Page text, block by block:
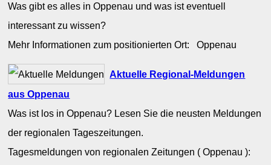
Was gibt es alles in Oppenau und was ist eventuell
interessant zu wissen?
Mehr Informationen zum positionierten Ort: Oppenau
Aktuelle Regional-Meldungen
aus Oppenau
Was ist los in Oppenau? Lesen Sie die neusten Meldungen
der regionalen Tageszeitungen.
Tagesmeldungen von regionalen Zeitungen ( Oppenau ):